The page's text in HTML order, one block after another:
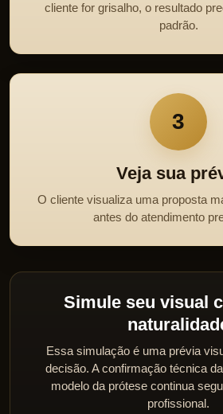
cliente for grisalho, o resultado
padrão.
3
Veja sua
O cliente visualiza uma proposta
antes do atendimento
Simule seu visual
Essa simulação é uma prévia
decisão. A confirmação técnica
modelo da prótese continua
profissional.